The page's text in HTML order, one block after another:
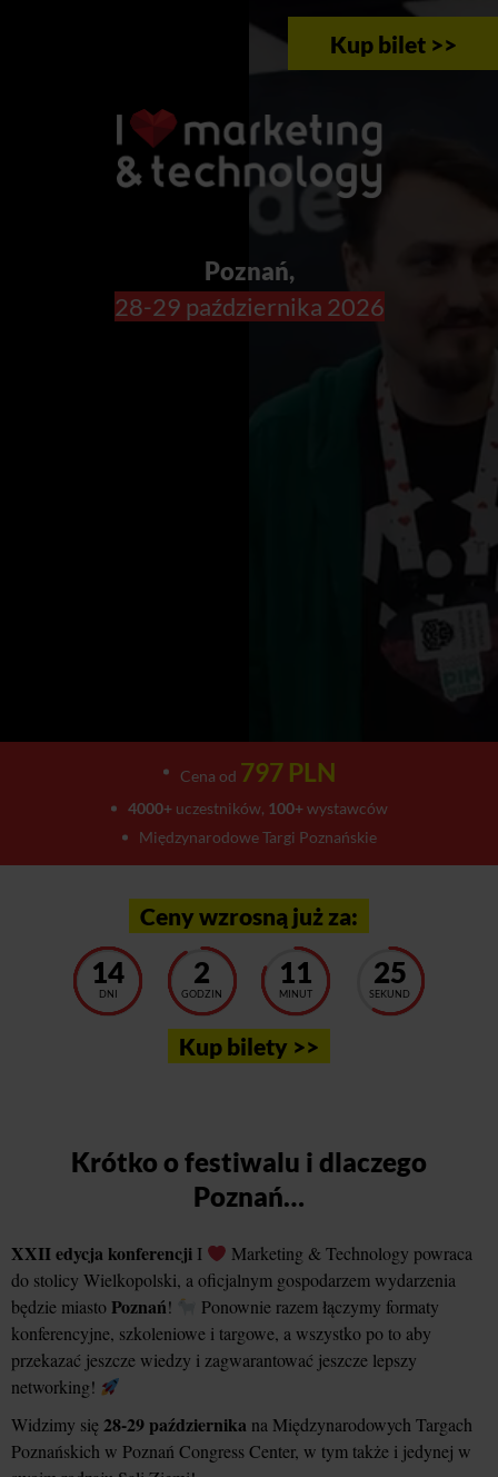
Kup bilet >>
Poznań,
28-29 października 2026
Cena od 797 PLN
4000+uczestników, 100+wystawców
Międzynarodowe Targi Poznańskie
Ceny wzrosną już za:
14
DNI
2
GODZIN
11
MINUT
21
SEKUND
Kup bilety >>
Krótko o festiwalu i dlaczego
Poznań…
XXII edycja konferencji I
Marketing & Technology powraca
do stolicy Wielkopolski, a oficjalnym gospodarzem wydarzenia
będzie miasto Poznań!
Ponownie razem łączymy formaty
konferencyjne, szkoleniowe i targowe, a wszystko po to aby
przekazać jeszcze wiedzy i zagwarantować jeszcze lepszy
networking!
Widzimy się28-29 października na Międzynarodowych Targach
Poznańskich w Poznań Congress Center, w tym także i jedynej w